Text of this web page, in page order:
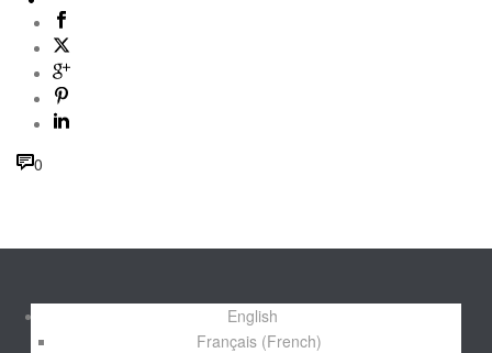
0
English
Français(French)